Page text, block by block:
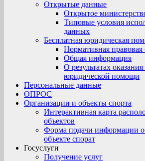
Открытые данные
Открытое
Типовые условия
данных
Бесплатная юридическая
Нормативная правовая
Общая информация
О результатах
юридической помощи
Персональные данные
ОПРОС
Организации и объекты спорта
Интерактивная карта
объектов
Форма подачи информации
объекте спорат
Госуслуги
Получение услуг